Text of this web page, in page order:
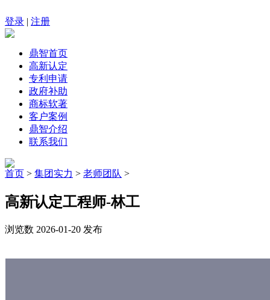
登录 | 注册
鼎智首页
高新认定
专利申请
政府补助
商标软著
客户案例
鼎智介绍
联系我们
首页 > 集团实力 > 老师团队 >
高新认定工程师-林工
浏览数 2026-01-20 发布